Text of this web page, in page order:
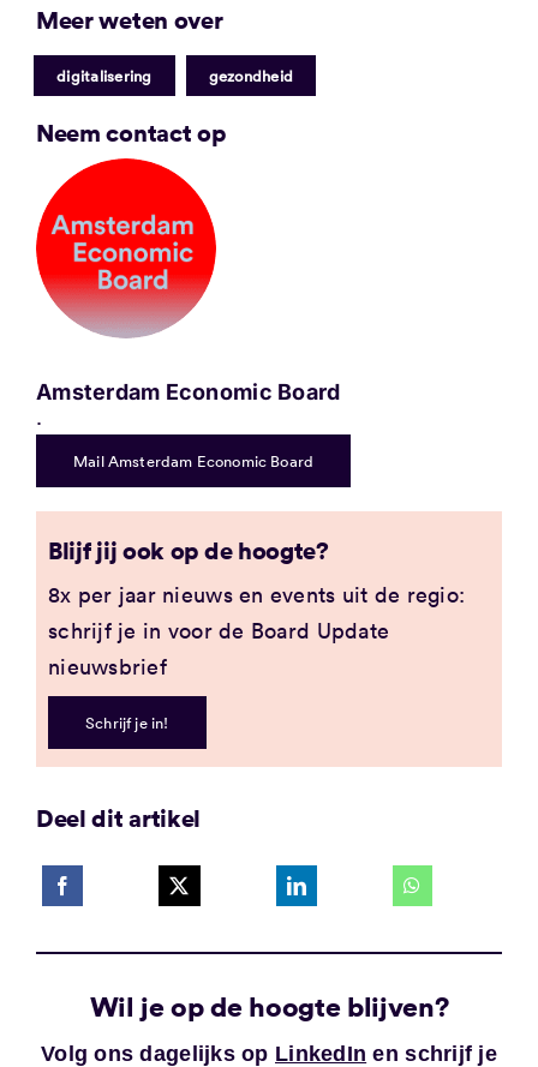
Meer weten over
digitalisering gezondheid
Neem contact op
Amsterdam Economic Board
.
Mail Amsterdam Economic Board
Blijf jij ook op de hoogte?
8x per jaar nieuws en events uit de regio:
schrijf je in voor de Board Update
nieuwsbrief
Schrijf je in!
Deel dit artikel
Wil je op de hoogte blijven?
Volg ons dagelijks op LinkedIn en schrijf je